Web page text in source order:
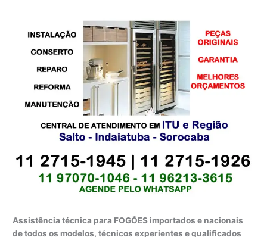
Assistência técnica para FOGÕES importados e nacionais
de todos os modelos, técnicos experientes e qualificados